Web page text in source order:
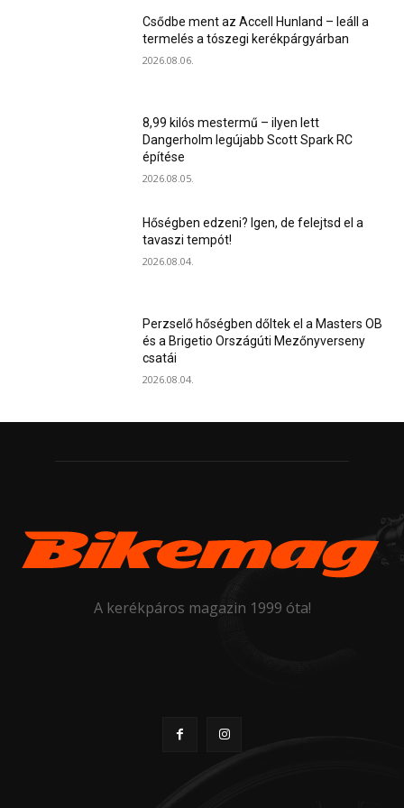
Csődbe ment az Accell Hunland – leáll a
termelés a tószegi kerékpárgyárban
2026.08.06.
8,99 kilós mestermű – ilyen lett
Dangerholm legújabb Scott Spark RC
építése
2026.08.05.
Hőségben edzeni? Igen, de felejtsd el a
tavaszi tempót!
2026.08.04.
Perzselő hőségben dőltek el a Masters OB
és a Brigetio Országúti Mezőnyverseny
csatái
2026.08.04.
A kerékpáros magazin 1999 óta!